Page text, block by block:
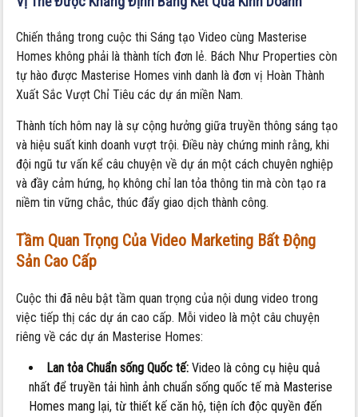
Chiến thắng trong cuộc thi Sáng tạo Video cùng Masterise
Homes không phải là thành tích đơn lẻ. Bách Như Properties còn
tự hào được Masterise Homes vinh danh là đơn vị Hoàn Thành
Xuất Sắc Vượt Chỉ Tiêu các dự án miền Nam.
Thành tích hôm nay là sự cộng hưởng giữa truyền thông sáng tạo
và hiệu suất kinh doanh vượt trội. Điều này chứng minh rằng, khi
đội ngũ tư vấn kể câu chuyện về dự án một cách chuyên nghiệp
và đầy cảm hứng, họ không chỉ lan tỏa thông tin mà còn tạo ra
niềm tin vững chắc, thúc đẩy giao dịch thành công.
Tầm Quan Trọng Của Video Marketing Bất Động
Sản Cao Cấp
Cuộc thi đã nêu bật tầm quan trọng của nội dung video trong
việc tiếp thị các dự án cao cấp. Mỗi video là một câu chuyện
riêng về các dự án Masterise Homes:
Lan tỏa Chuẩn sống Quốc tế: Video là công cụ hiệu quả
nhất để truyền tải hình ảnh chuẩn sống quốc tế mà Masterise
Homes mang lại, từ thiết kế căn hộ, tiện ích độc quyền đến